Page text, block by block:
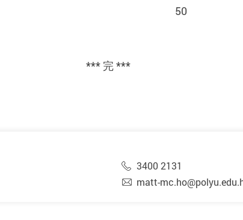
50
*** 完 ***
3400 2131
matt-